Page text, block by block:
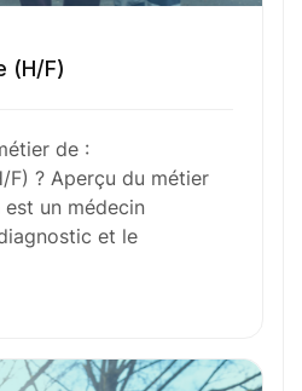
avec
plus !
(H/F)
de :
F) ? Aperçu du métier
un médecin
et le